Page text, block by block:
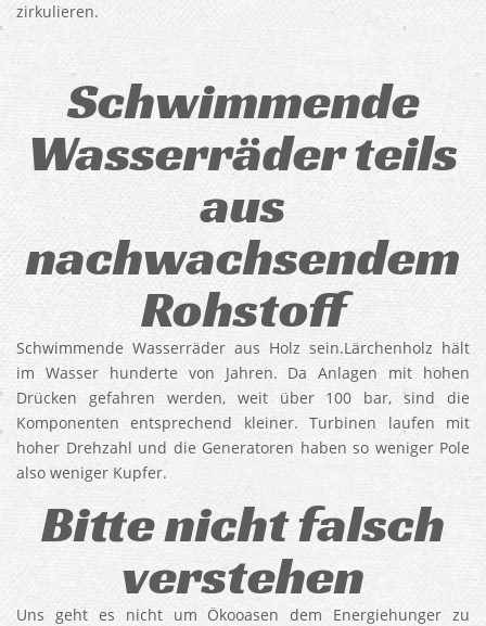
zirkulieren.
Schwimmende
Wasserräder teils
aus
nachwachsendem
Rohstoff
Schwimmende Wasserräder aus Holz sein.Lärchenholz hält
im Wasser hunderte von Jahren. Da Anlagen mit hohen
Drücken gefahren werden, weit über 100 bar, sind die
Komponenten entsprechend kleiner. Turbinen laufen mit
hoher Drehzahl und die Generatoren haben so weniger Pole
also weniger Kupfer.
Bitte nicht falsch
verstehen
Uns geht es nicht um Ökooasen dem Energiehunger zu